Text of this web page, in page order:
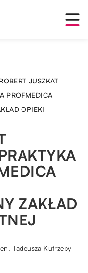
ROBERT JUSZKAT
PROFMEDICA
OPIEKI
ZAKŁAD
Tadeusza Kutrzeby